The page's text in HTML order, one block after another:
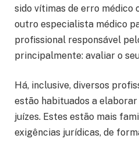
sido vítimas de erro médico
outro especialista médico
profissional responsável
principalmente: avaliar o
Há, inclusive, diversos
estão habituados a
juízes. Estes estão mais
exigências jurídicas, de